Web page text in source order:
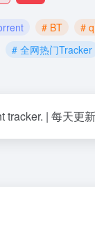
# BT #
# 全网热门Tracker
| 每天更